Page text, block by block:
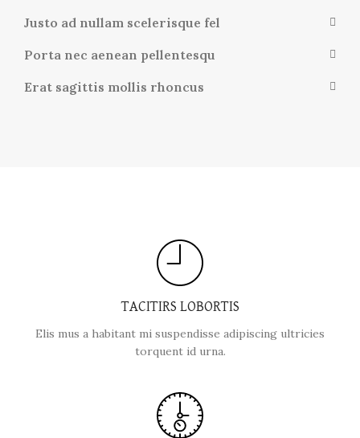
Justo ad nullam scelerisque fel
Porta nec aenean pellentesqu
Erat sagittis mollis rhoncus
TACITIRS LOBORTIS
Elis mus a habitant mi suspendisse adipiscing ultricies
torquent id urna.